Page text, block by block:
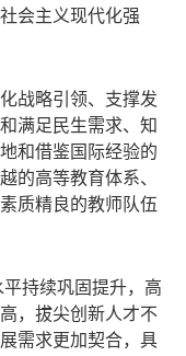
会主义现代化强
战略引领、支撑发
满足民生需求、知
和借鉴国际经验的
的高等教育体系、
质精良的教师队伍
持续巩固提升，高
，拔尖创新人才不
需求更加契合，具